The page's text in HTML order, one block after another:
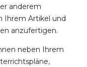
anderem
Ihrem Artikel und
anzufertigen.
neben Ihrem